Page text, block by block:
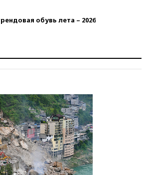
обувь лета – 2026